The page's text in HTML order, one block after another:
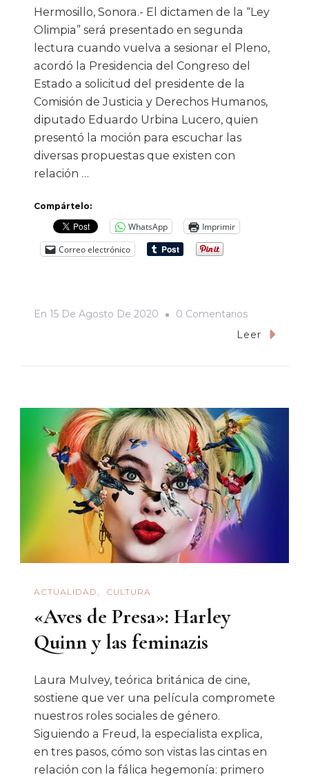
Hermosillo, Sonora.- El dictamen de la “Ley
Olimpia” será presentado en segunda
lectura cuando vuelva a sesionar el Pleno,
acordó la Presidencia del Congreso del
Estado a solicitud del presidente de la
Comisión de Justicia y Derechos Humanos,
diputado Eduardo Urbina Lucero, quien
presentó la moción para escuchar las
diversas propuestas que existen con
relación …
Compártelo:
WhatsApp
Imprimir
Correo electrónico
En 15 De Agosto De 2020 0 ComentariosEn
Darán
Dictamen
De
La
«Ley
Olimpia»
Leer
ACTUALIDAD CULTURA
«Aves de Presa»: Harley
Quinn y las feminazis
Laura Mulvey, teórica británica de cine,
sostiene que ver una película compromete
nuestros roles sociales de género.
Siguiendo a Freud, la especialista explica,
en tres pasos, cómo son vistas las cintas en
relación con la fálica hegemonía: primero